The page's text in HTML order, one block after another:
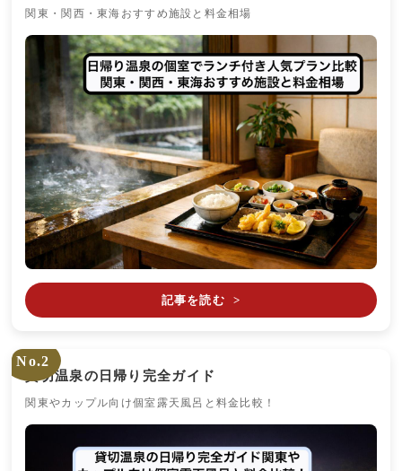
関東・関西・東海おすすめ施設と料金相場
記事を読む >
No.2
貸切温泉の日帰り完全ガイド
関東やカップル向け個室露天風呂と料金比較！